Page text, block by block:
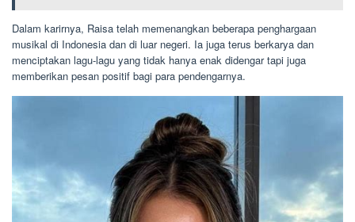
Dalam karirnya, Raisa telah memenangkan beberapa penghargaan
musikal di Indonesia dan di luar negeri. Ia juga terus berkarya dan
menciptakan lagu-lagu yang tidak hanya enak didengar tapi juga
memberikan pesan positif bagi para pendengarnya.